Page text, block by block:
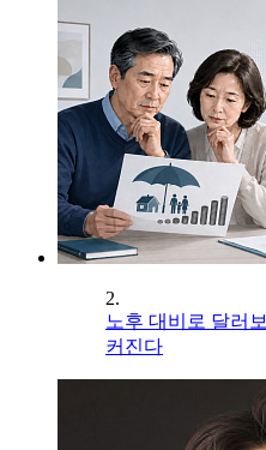
2.
노후 대비로 달러
커진다